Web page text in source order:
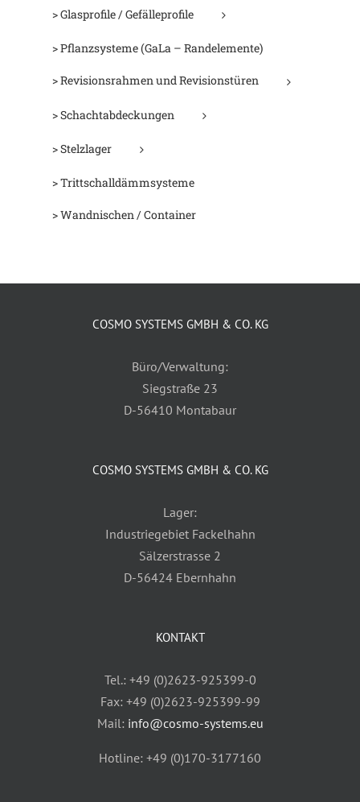
> Glasprofile / Gefälleprofile
> Pflanzsysteme (GaLa – Randelemente)
> Revisionsrahmen und Revisionstüren
> Schachtabdeckungen
> Stelzlager
> Trittschalldämmsysteme
> Wandnischen / Container
COSMO SYSTEMS GMBH & CO. KG
Büro/Verwaltung:
Siegstraße 23
D-56410 Montabaur
COSMO SYSTEMS GMBH & CO. KG
Lager:
Industriegebiet Fackelhahn
Sälzerstrasse 2
D-56424 Ebernhahn
KONTAKT
Tel.: +49 (0)2623-925399-0
Fax: +49 (0)2623-925399-99
Mail: info@cosmo-systems.eu
Hotline: +49 (0)170-3177160